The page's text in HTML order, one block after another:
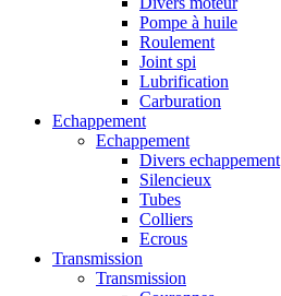
Pompe à huile
Roulement
Joint spi
Lubrification
Carburation
Echappement
Echappement
Divers echappement
Silencieux
Tubes
Colliers
Ecrous
Transmission
Transmission